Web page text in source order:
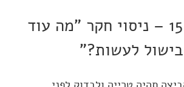
ניסוי מס' 15 – ניסוי חקר "מה עוד
לעשות?"